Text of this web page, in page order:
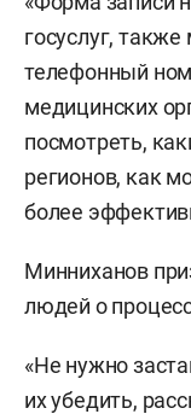
госуслуг,
телефонный
медицинских
посмотреть,
регионов, как
более
Минниханов
людей о
«Не нужно
их убедить,